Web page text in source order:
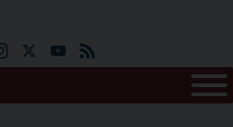
InstagramYouTube